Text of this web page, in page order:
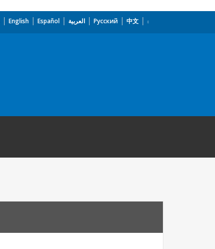
English Español العربية Русский 中文